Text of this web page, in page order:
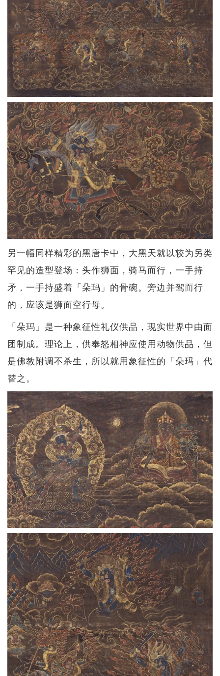
另一幅同样精彩的黑唐卡中，大黑天就以较为另类
罕见的造型登场：头作狮面，骑马而行，一手持
矛，一手持盛着「朵玛」的骨碗。旁边并驾而行
的，应该是狮面空行母。
「朵玛」是一种象征性礼仪供品，现实世界中由面
团制成。理论上，供奉怒相神应使用动物供品，但
是佛教附调不杀生，所以就用象征性的「朵玛」代
替之。